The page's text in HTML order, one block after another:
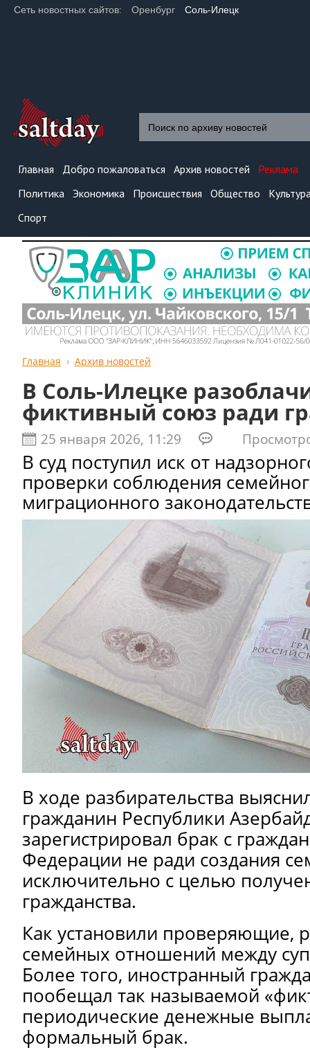
Сеть новостных сайтов: Оренбург Соль-Илецк
Главная Добро пожаловаться Архив новостей
Реклама
Политика Экономика Происшествия Общество
Спорт
Главная Архив новостей
В Соль-Илецке
фиктивный союз ради
25 января 2026, 11:29
В суд поступил иск от
проверки соблюдения
миграционного
В ходе разбирательства
гражданин Республики
зарегистрировал брак с
Федерации не ради создания
исключительно с целью
гражданства.
Как установили проверяющие,
семейных отношений между
Более того, иностранный
пообещал так называемой
периодические денежные
формальный брак.